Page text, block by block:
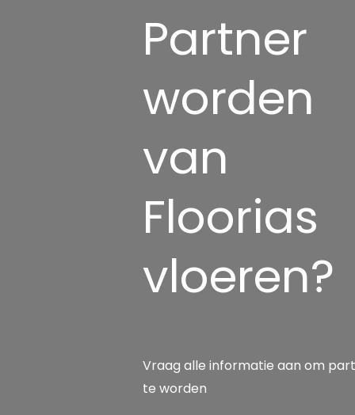
Partner
worden
van
Floorias
vloeren?
Vraag alle informatie aan om
te worden